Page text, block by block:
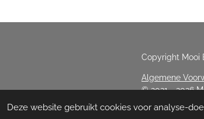
Deze website gebruikt cookies voor analyse-
Copyright Mooi
Algemene
© 2021 - 2026